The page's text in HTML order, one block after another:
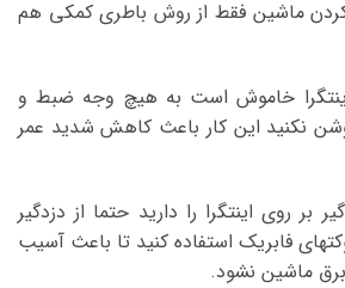
کردن ماشین فقط از روش باطری کمکی هم
خاموش است به هیچ وجه ضبط و
نکنید این کار باعث کاهش شدید عمر
بر روی اینتگرا را دارید حتما از دزدگیر
فابریک استفاده کنید تا باعث آسیب
ماشین نشود.